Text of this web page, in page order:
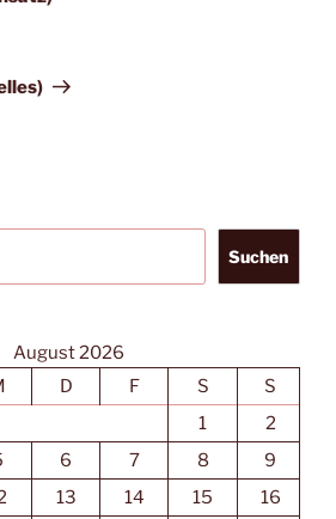
Suchen
August 2026
D F S
S
1
2
6 7 8
9
13 14 15
16